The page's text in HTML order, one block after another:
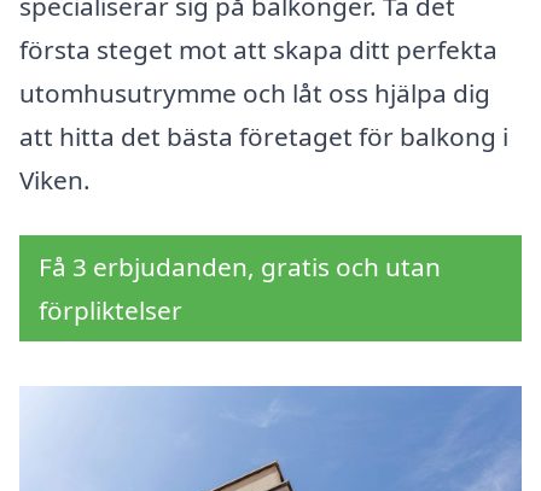
första steget mot att skapa ditt perfekta
utomhusutrymme och låt oss hjälpa dig
att hitta det bästa företaget för balkong i
Viken.
Få 3 erbjudanden, gratis och utan
förpliktelser